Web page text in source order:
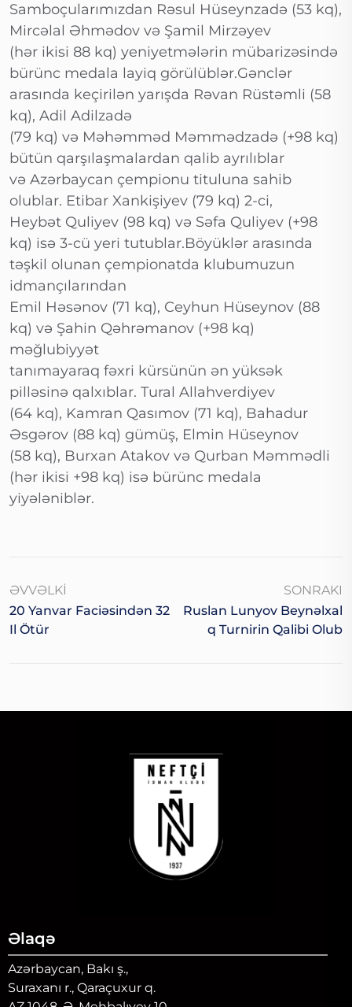
Samboçularımızdan Rəsul Hüseynzadə (53 kq),
Mircəlal Əhmədov və Şamil Mirzəyev
(hər ikisi 88 kq) yeniyetmələrin mübarizəsində
bürünc medala layiq görülüblər.Gənclər
arasında keçirilən yarışda Rəvan Rüstəmli (58
kq), Adil Adilzadə
(79 kq) və Məhəmməd Məmmədzadə (+98 kq)
bütün qarşılaşmalardan qalib ayrılıblar
və Azərbaycan çempionu tituluna sahib
olublar. Etibar Xankişiyev (79 kq) 2-ci,
Heybət Quliyev (98 kq) və Səfa Quliyev (+98
kq) isə 3-cü yeri tutublar.Böyüklər arasında
təşkil olunan çempionatda klubumuzun
idmançılarından
Emil Həsənov (71 kq), Ceyhun Hüseynov (88
kq) və Şahin Qəhrəmanov (+98 kq)
məğlubiyyət
tanımayaraq fəxri kürsünün ən yüksək
pilləsinə qalxıblar. Tural Allahverdiyev
(64 kq), Kamran Qasımov (71 kq), Bahadur
Əsgərov (88 kq) gümüş, Elmin Hüseynov
(58 kq), Burxan Atakov və Qurban Məmmədli
(hər ikisi +98 kq) isə bürünc medala
yiyələniblər.
ƏVVƏLKI
20 Yanvar Faciəsindən 32
Il Ötür
SONRAKI
Ruslan Lunyov Beynəlxal
Q Turnirin Qalibi Olub
Əlaqə
Azərbaycan, Bakı ş.,
Suraxanı r., Qaraçuxur q.